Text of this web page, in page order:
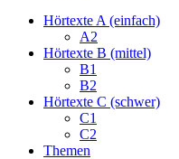
Hörtexte A (einfach)
A2
Hörtexte B (mittel)
B1
B2
Hörtexte C (schwer)
C1
C2
Themen